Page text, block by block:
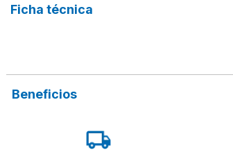
Ficha técnica
Beneficios